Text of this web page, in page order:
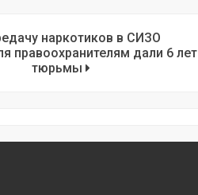
наркотиков в СИЗО
правоохранителям дали 6 лет
тюрьмы